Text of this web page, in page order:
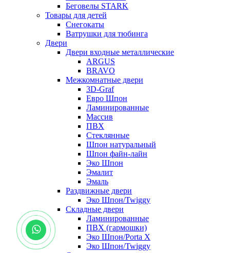
Беговелы STARK
Товары для детей
Снегокаты
Ватрушки для тюбинга
Двери
Двери входные металлические
ARGUS
BRAVO
Межкомнатные двери
3D-Graf
Евро Шпон
Ламинированные
Массив
ПВХ
Стеклянные
Шпон натуральный
Шпон файн-лайн
Эко Шпон
Эмалит
Эмаль
Раздвижные двери
Эко Шпон/Twiggy
Складные двери
Ламинированные
ПВХ (гармошки)
Эко Шпон/Porta X
Эко Шпон/Twiggy